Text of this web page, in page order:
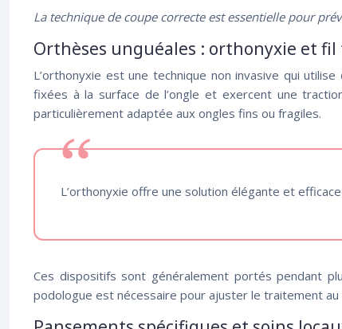
La technique de coupe correcte est essentielle pour
Orthèses unguéales : orthonyxie et
L’orthonyxie est une technique non invasive qui
fixées à la surface de l’ongle et exercent une
particulièrement adaptée aux ongles fins ou fragiles.
L’orthonyxie offre une solution élégante et
Ces dispositifs sont généralement portés pendant
podologue est nécessaire pour ajuster le traitement au